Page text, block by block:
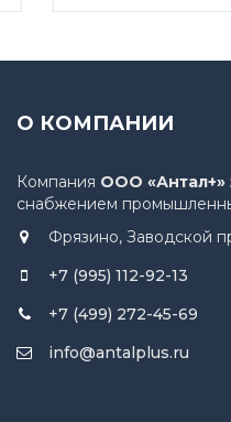
О КОМПАНИИ
Компания ООО «Антал+»
снабжением
Фрязино, Заводской
+7 (995) 112-92-13
+7 (499) 272-45-69
info@antalplus.ru